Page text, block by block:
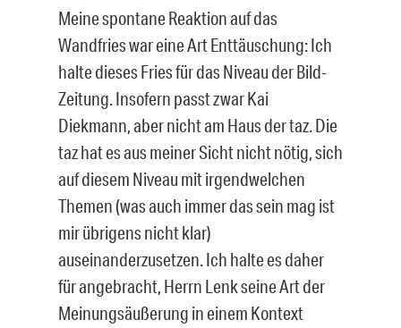
Meine spontane Reaktion auf das
Wandfries war eine Art Enttäuschung: Ich
halte dieses Fries für das Niveau der Bild-
Zeitung. Insofern passt zwar Kai
Diekmann, aber nicht am Haus der taz. Die
taz hat es aus meiner Sicht nicht nötig, sich
auf diesem Niveau mit irgendwelchen
Themen (was auch immer das sein mag ist
mir übrigens nicht klar)
auseinanderzusetzen. Ich halte es daher
für angebracht, Herrn Lenk seine Art der
Meinungsäußerung in einem Kontext